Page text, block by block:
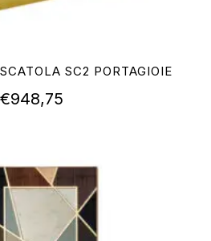
SC2 PORTAGIOIE
€948,75